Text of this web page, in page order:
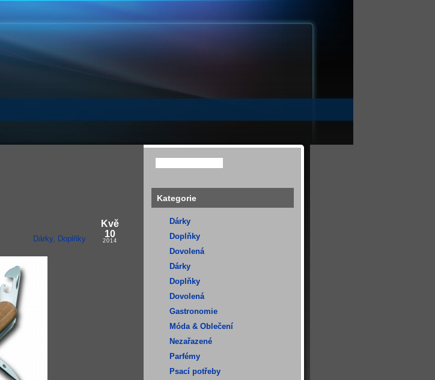
Dárky, Doplňky
Kvě
10
2014
Kategorie
Dárky
Doplňky
Dovolená
Dárky
Doplňky
Dovolená
Gastronomie
Móda & Oblečení
Nezařazené
Parfémy
Psací potřeby